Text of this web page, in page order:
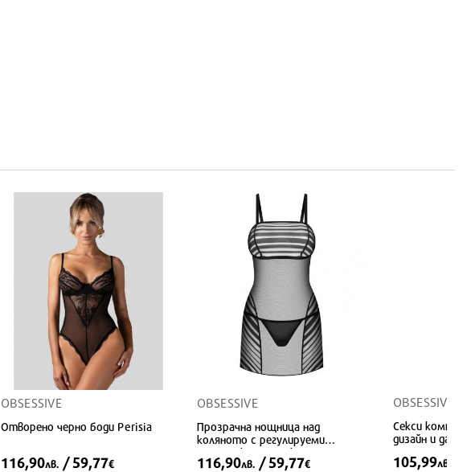
OBSESSIVE
Отворено черно боди Perisia
116,90лв. / 59,77€
OBSESSIVE
Прозрачна нощница над
коляното с регулируеми
презрамки и прашки
116,90лв. / 59,77€
OBSESSIVE
Секси
дизайн и
105,99лв.